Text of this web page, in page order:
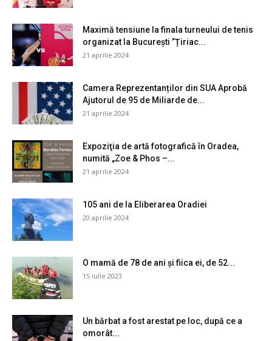
Maximă tensiune la finala turneului de tenis
organizat la București ”Țiriac...
21 aprilie 2024
Camera Reprezentanților din SUA Aprobă
Ajutorul de 95 de Miliarde de...
21 aprilie 2024
Expoziţia de artă fotografică în Oradea,
numită „Zoe & Phos –...
21 aprilie 2024
105 ani de la Eliberarea Oradiei
20 aprilie 2024
O mamă de 78 de ani și fiica ei, de 52...
15 iulie 2023
Un bărbat a fost arestat pe loc, după ce a
omorât...